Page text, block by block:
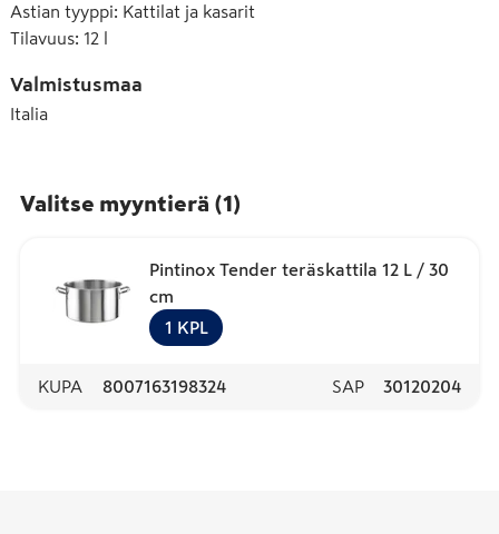
Astian tyyppi: Kattilat ja kasarit
Tilavuus: 12 l
Valmistusmaa
Italia
Valitse myyntierä (1)
Pintinox Tender teräskattila 12 L / 30
cm
1 KPL
KUPA 8007163198324 SAP 30120204